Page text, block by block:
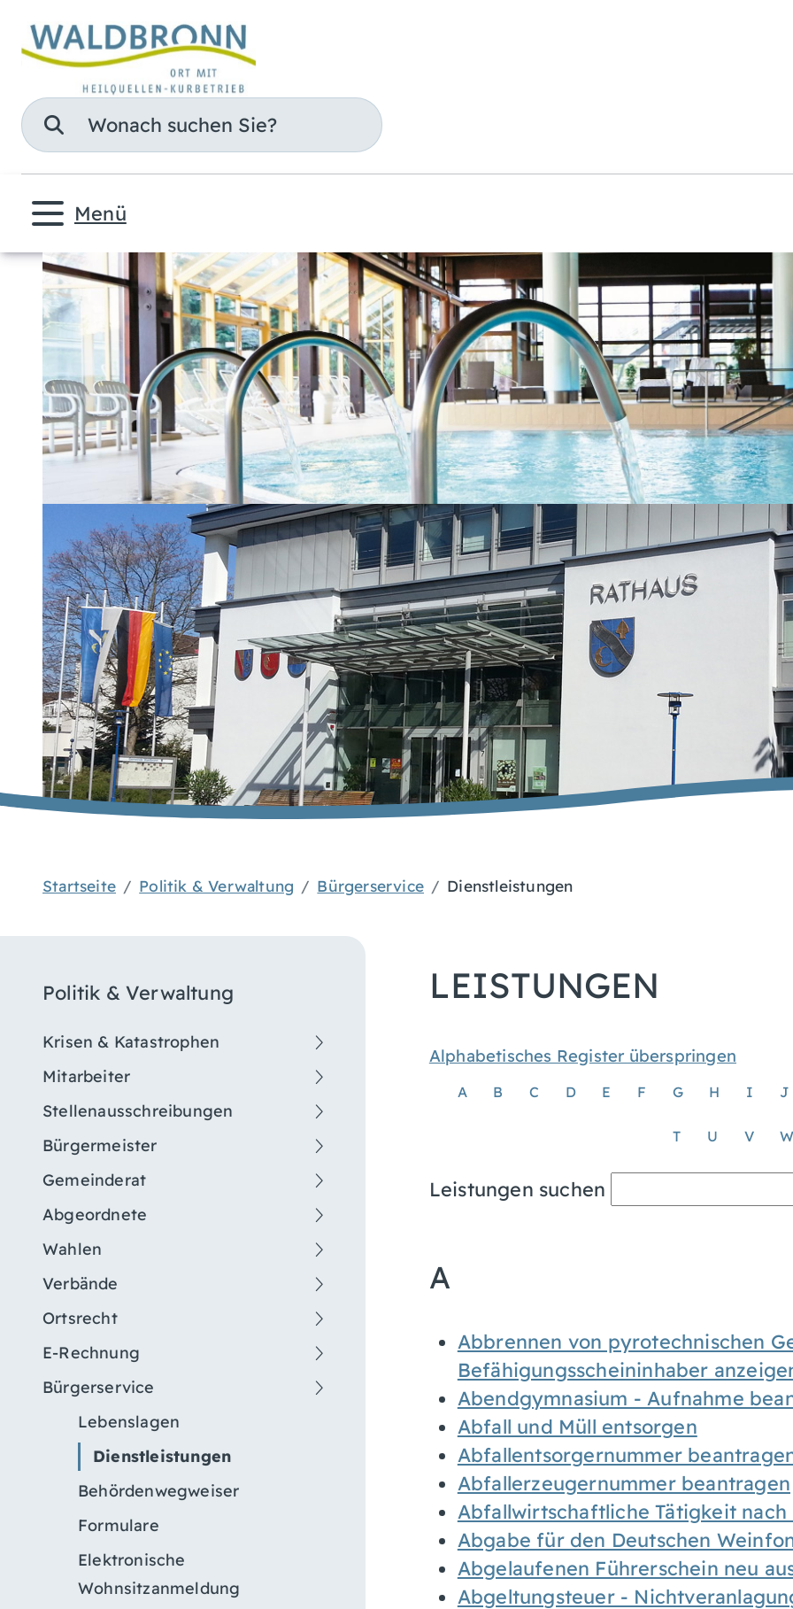
Suche
Menü
Startseite Politik & Verwaltung Bürgerservice Dienstleistungen
Politik & Verwaltung
Krisen & Katastrophen
Mitarbeiter
Stellenausschreibungen
Bürgermeister
Gemeinderat
Abgeordnete
Wahlen
Verbände
Ortsrecht
E-Rechnung
Bürgerservice
Lebenslagen
Dienstleistungen
Behördenwegweiser
Formulare
Elektronische
Wohnsitzanmeldung
LEISTUNGEN
Alphabetisches Register überspringen
A B C D E F G H I J
T U V W
Leistungen suchen
A
Abbrennen von pyrotechnischen
Befähigungsscheininhaber
Abendgymnasium - Aufnahme
Abfall und Müll entsorgen
Abfallentsorgernummer
Abfallerzeugernummer beantragen
Abfallwirtschaftliche Tätigkeit
Abgabe für den Deutschen
Abgelaufenen Führerschein neu
Abgeltungsteuer -